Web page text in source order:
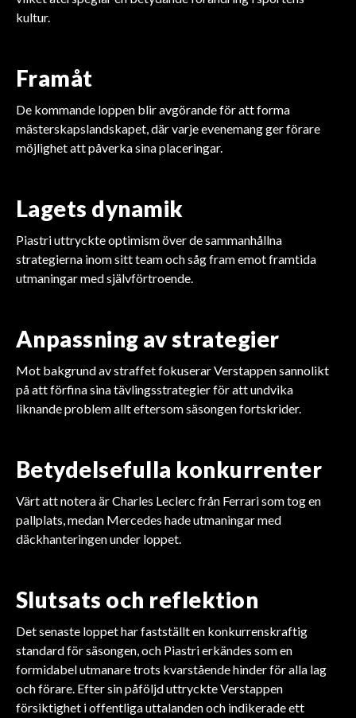
kultur.
Framåt
De kommande loppen blir avgörande för att forma
mästerskapslandskapet, där varje evenemang ger förare
möjlighet att påverka sina placeringar.
Lagets dynamik
Piastri uttryckte optimism över de sammanhållna
strategierna inom sitt team och såg fram emot framtida
utmaningar med självförtroende.
Anpassning av strategier
Mot bakgrund av straffet fokuserar Verstappen sannolikt
på att förfina sina tävlingsstrategier för att undvika
liknande problem allt eftersom säsongen fortskrider.
Betydelsefulla konkurrenter
Värt att notera är Charles Leclerc från Ferrari som tog en
pallplats, medan Mercedes hade utmaningar med
däckhanteringen under loppet.
Slutsats och reflektion
Det senaste loppet har fastställt en konkurrenskraftig
standard för säsongen, och Piastri erkändes som en
formidabel utmanare trots kvarstående hinder för alla lag
och förare. Efter sin påföljd uttryckte Verstappen
försiktighet i offentliga uttalanden och indikerade ett